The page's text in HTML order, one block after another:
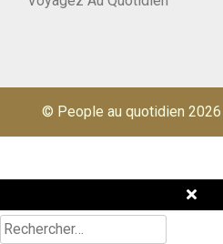
© People au quotidien 2026
Rechercher :